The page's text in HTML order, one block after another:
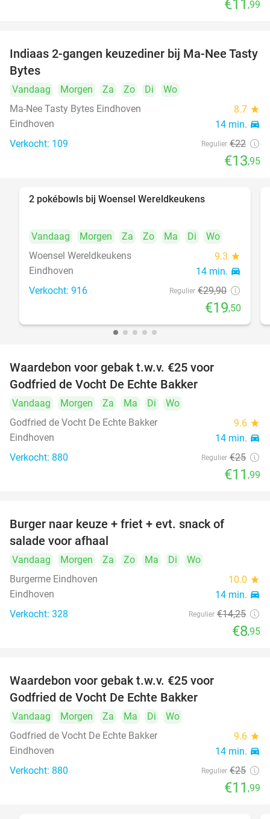
€11 ,99
37%
Indiaas 2-gangen keuzediner bij Ma-Nee Tasty
Bytes
Vandaag Morgen Za Zo Di
Wo
Ma-Nee Tasty Bytes Eindhoven
8.7 star
Eindhoven 14 min. directions_car
Verkocht: 109 Regulier €22
€13,95
2 pokébowls bij Woensel Wereldkeukens
Vandaag Morgen Za Zo Ma Di
Wo
Woensel Wereldkeukens
9.3 star
Eindhoven 14 min. directions_car
Verkocht: 916 Regulier €29,90
€19,50
Waardebon voor gebak t.w.v. €25 voor
Godfried de Vocht De Echte Bakker
Vandaag Morgen Za Ma Di
Wo
Godfried de Vocht De Echte Bakker
9.6 star
Eindhoven 14 min. directions_car
Verkocht: 880 Regulier €25
€11 ,99
Burger naar keuze + friet + evt. snack of
salade voor afhaal
Vandaag Morgen Za Zo Ma Di
Wo
Burgerme Eindhoven
10.0 star
Eindhoven 14 min. directions_car
Verkocht: 328 Regulier €14,25
€8,95
Waardebon voor gebak t.w.v. €25 voor
Godfried de Vocht De Echte Bakker
Vandaag Morgen Za Ma Di
Wo
Godfried de Vocht De Echte Bakker
9.6 star
Eindhoven 14 min. directions_car
Verkocht: 880 Regulier €25
€11 ,99